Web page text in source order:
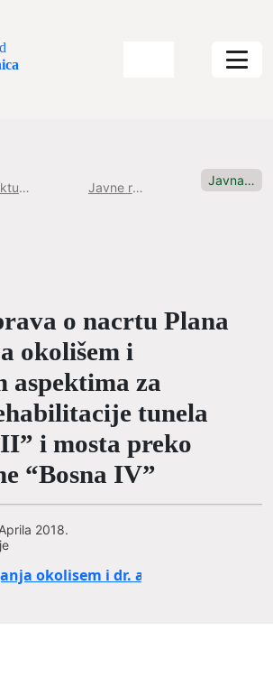
Aktuelnosti Javne rasprave Javna rasprava o nacrtu Plana...
o nacrtu Plana
okolišem i
aspektima za
tunela
i mosta preko
“Bosna IV”
okolisem i dr. aspektima
2018.